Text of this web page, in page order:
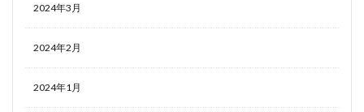
2024年3月
2024年2月
2024年1月